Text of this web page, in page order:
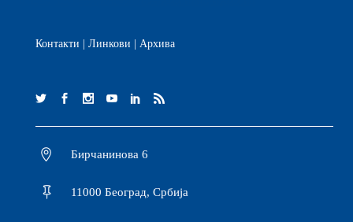
Контакти Линкови Архива
Бирчанинова 6
11000 Београд, Србија